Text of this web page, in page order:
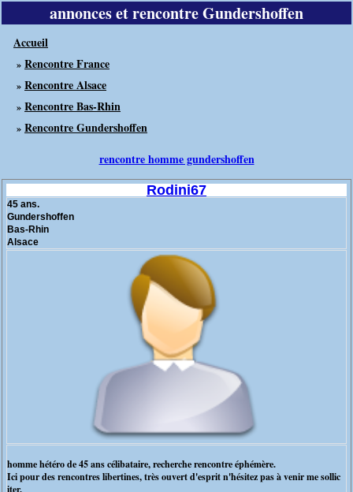
annonces et rencontre Gundershoffen
Accueil
» Rencontre France
» Rencontre Alsace
» Rencontre Bas-Rhin
» Rencontre Gundershoffen
rencontre homme gundershoffen
Rodini67
45 ans.
Gundershoffen
Bas-Rhin
Alsace
homme hétéro de 45 ans célibataire, recherche rencontre éphémère.
Ici pour des rencontres libertines, très ouvert d'esprit n'hésitez pas à venir me sollic
iter.